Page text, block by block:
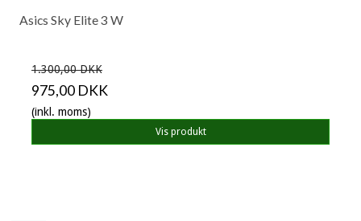
Asics Sky Elite 3 W
1.300,00 DKK
975,00 DKK
(inkl. moms)
Vis produkt